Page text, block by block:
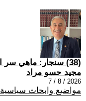
(38) سنجار: ماهي سر الذاكرة التي لا تُقفل ؟
مجيد حسو مراد
2026 / 8 / 7
مواضيع وابحاث سياسية